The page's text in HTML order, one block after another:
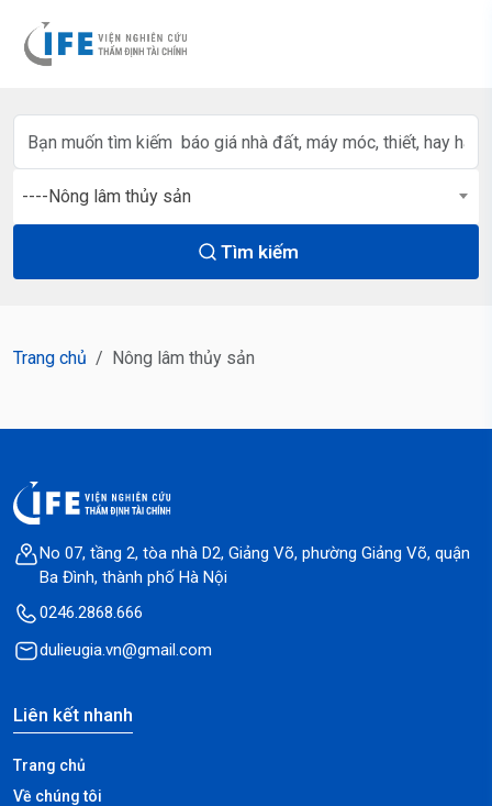
----Nông lâm thủy sản
Tìm kiếm
Trang chủ Nông lâm thủy sản
No 07, tầng 2, tòa nhà D2, Giảng Võ, phường Giảng Võ, quận
Ba Đình, thành phố Hà Nội
0246.2868.666
dulieugia.vn@gmail.com
Liên kết nhanh
Trang chủ
Về chúng tôi